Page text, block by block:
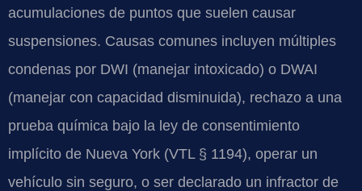
acumulaciones de puntos que suelen causar
suspensiones. Causas comunes incluyen múltiples
condenas por DWI (manejar intoxicado) o DWAI
(manejar con capacidad disminuida), rechazo a una
prueba química bajo la ley de consentimiento
implícito de Nueva York (VTL § 1194), operar un
vehículo sin seguro, o ser declarado un infractor de